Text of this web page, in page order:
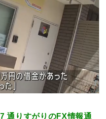
通りすがりのFX情報通